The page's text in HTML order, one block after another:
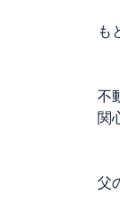
も
不
関
父